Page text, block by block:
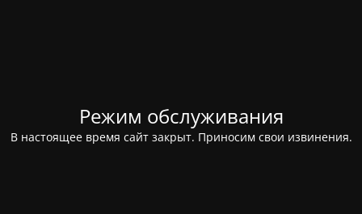
Режим обслуживания
В настоящее время сайт закрыт. Приносим свои извинения.